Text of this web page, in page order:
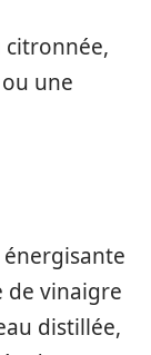
citronnée,
une
de vinaigre
distillée,